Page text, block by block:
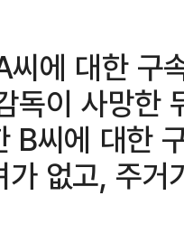
에 대한 구
독이 사망한
B씨에 대한
없고, 주